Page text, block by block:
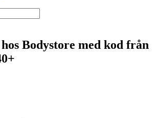
Bodystore med kod från